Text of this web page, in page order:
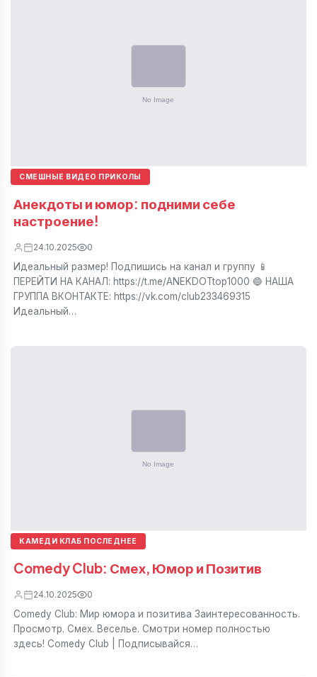
СМЕШНЫЕ ВИДЕО ПРИКОЛЫ
Анекдоты и юмор: подними себе
настроение!
24.10.2025 0
Идеальный размер! Подпишись на канал и группу 📱
ПЕРЕЙТИ НА КАНАЛ: https://t.me/ANEKDOTtop1000 🔵 НАША
ГРУППА ВКОНТАКТЕ: https://vk.com/club233469315
Идеальный…
КАМЕДИ КЛАБ ПОСЛЕДНЕЕ
Comedy Club: Смех, Юмор и Позитив
24.10.2025 0
Comedy Club: Мир юмора и позитива Заинтересованность.
Просмотр. Смех. Веселье. Смотри номер полностью
здесь! Comedy Club | Подписывайся…